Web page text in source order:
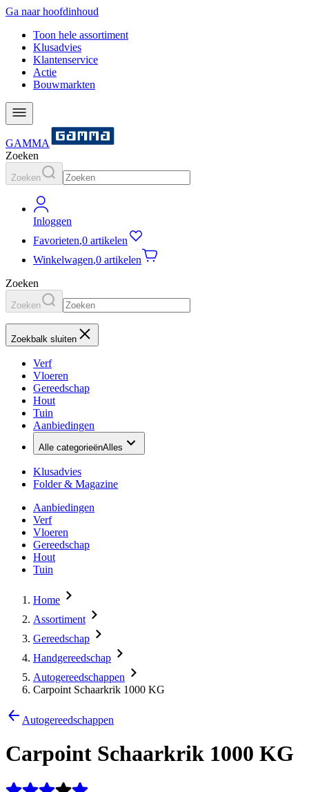
Ga naar hoofdinhoud
Toon hele assortiment
Klusadvies
Klantenservice
Actie
Bouwmarkten
GAMMA
Zoeken
Zoeken
Inloggen
Favorieten,0 artikelen
Winkelwagen,0 artikelen
Zoeken
Zoeken
Zoekbalk sluiten
Verf
Vloeren
Gereedschap
Hout
Tuin
Aanbiedingen
Alle categorieënAlles
Klusadvies
Folder & Magazine
Aanbiedingen
Verf
Vloeren
Gereedschap
Hout
Tuin
Home
Assortiment
Gereedschap
Handgereedschap
Autogereedschappen
Carpoint Schaarkrik 1000 KG
Autogereedschappen
Carpoint Schaarkrik 1000 KG